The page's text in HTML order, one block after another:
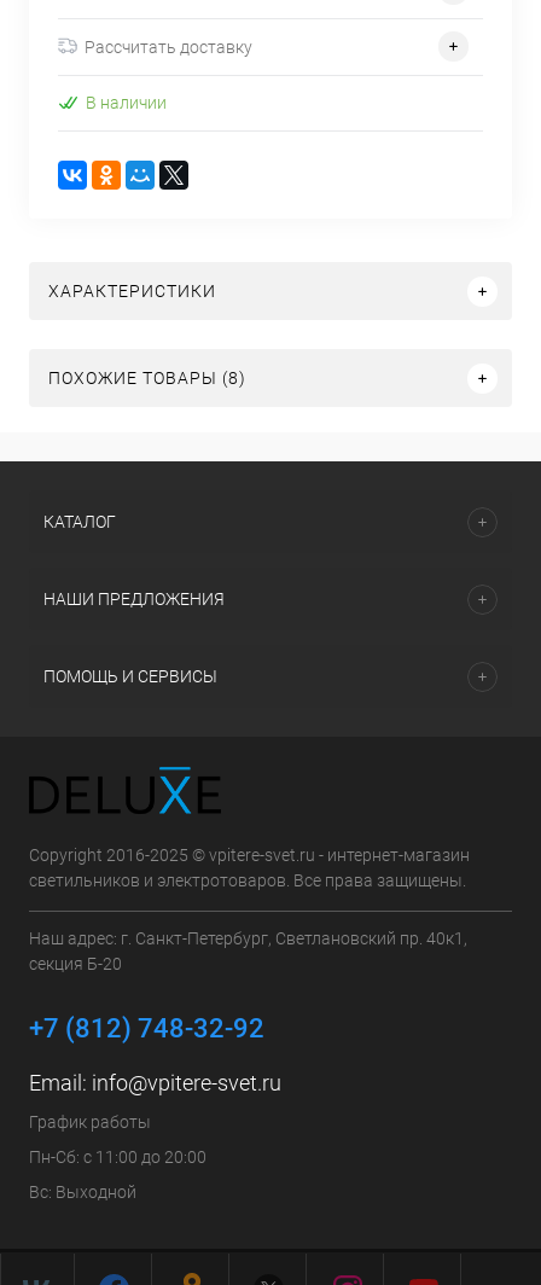
Рассчитать доставку
В наличии
ХАРАКТЕРИСТИКИ
ПОХОЖИЕ ТОВАРЫ (8)
КАТАЛОГ
НАШИ ПРЕДЛОЖЕНИЯ
ПОМОЩЬ И СЕРВИСЫ
Copyright 2016-2025 © vpitere-svet.ru - интернет-магазин
светильников и электротоваров. Все права защищены.
Наш адрес: г. Санкт-Петербург, Светлановский пр. 40к1,
секция Б-20
+7 (812) 748-32-92
Email: info@vpitere-svet.ru
График работы
Пн-Сб: с 11:00 до 20:00
Вс: Выходной